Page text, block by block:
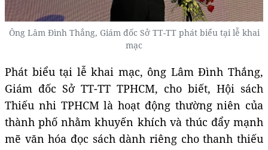
Ông Lâm Đình Thắng, Giám đốc Sở TT-TT phát biểu tại lễ khai
mạc
Phát biểu tại lễ khai mạc, ông Lâm Đình Thắng,
Giám đốc Sở TT-TT TPHCM, cho biết, Hội sách
Thiếu nhi TPHCM là hoạt động thường niên của
thành phố nhằm khuyến khích và thúc đẩy mạnh
mẽ văn hóa đọc sách dành riêng cho thanh thiếu